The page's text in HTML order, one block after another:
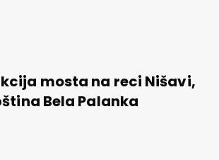
mosta na reci Nišavi,
Bela Palanka